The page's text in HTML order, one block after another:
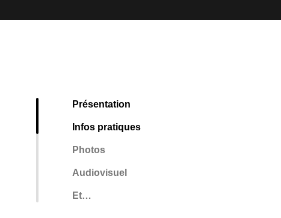
Présentation
Infos pratiques
Photos
Audiovisuel
Et…